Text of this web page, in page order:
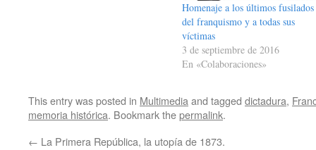
Homenaje a los últimos fusilados
del franquismo y a todas sus
víctimas
3 de septiembre de 2016
En «Colaboraciones»
This entry was posted in Multimedia and tagged dictadura,
memoria histórica. Bookmark thepermalink.
← La Primera República, la utopía de 1873.